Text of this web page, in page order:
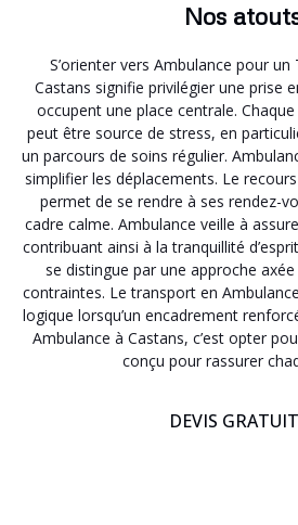
Nos
S’orienter vers Ambulance pour
Castans signifie privilégier une prise
occupent une place centrale.
peut être source de stress, en
un parcours de soins régulier.
simplifier les déplacements. Le
permet de se rendre à ses rendez-
cadre calme. Ambulance veille à
contribuant ainsi à la tranquillité
se distingue par une approche axée
contraintes. Le transport en
logique lorsqu’un encadrement
Ambulance à Castans, c’est opter
conçu pour rassurer
DEVIS GRATUIT